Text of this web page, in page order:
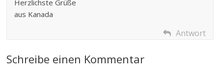
Herzlichste Grüße
aus Kanada
Antwort
Schreibe einen Kommentar